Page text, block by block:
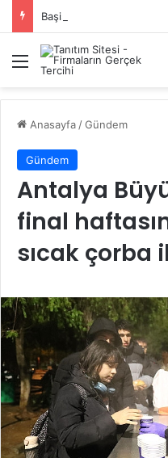
Başiskele Acil Çilingir
Menü
Anasayfa /Gündem
Gündem
Antalya
final
sıcak çorba